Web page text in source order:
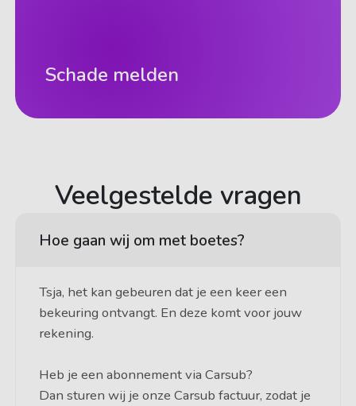
Schade melden
Veelgestelde vragen
Hoe gaan wij om met boetes?
Tsja, het kan gebeuren dat je een keer een
bekeuring ontvangt. En deze komt voor jouw
rekening.
Heb je een abonnement via Carsub?
Dan sturen wij je onze Carsub factuur, zodat je